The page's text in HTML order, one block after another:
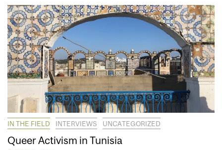
IN THE FIELD INTERVIEWS UNCATEGORIZED
Queer Activism in Tunisia